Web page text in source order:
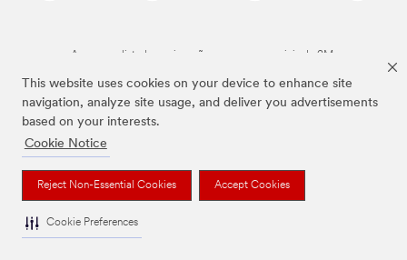
This website uses cookies on your device to enhance site
navigation, analyze site usage, and deliver you advertisements
based on your interests.
Cookie Notice
Reject Non-Essential Cookies Accept Cookies
Cookie Preferences
As marcas listadas a cima são marcas comerciais da 3M.